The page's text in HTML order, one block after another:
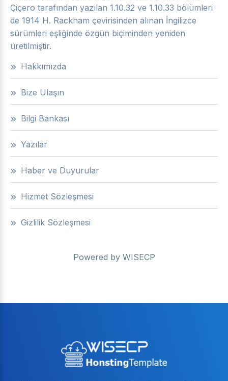
Çiçero tarafından yazılan 1.10.32 ve 1.10.33 bölümleri
de 1914 H. Rackham çevirisinden alınan İngilizce
sürümleri eşliğinde özgün biçiminden yeniden
üretilmiştir.
Hakkımızda
Bize Ulaşın
Bilgi Bankası
Yazılar
Haber ve Duyurular
Hizmet Sözleşmesi
Gizlilik Sözleşmesi
Powered by WISECP